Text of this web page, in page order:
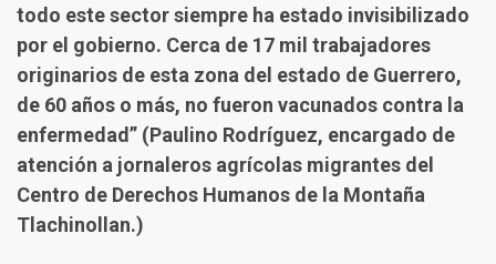
todo este sector siempre ha estado invisibilizado
por el gobierno. Cerca de 17 mil trabajadores
originarios de esta zona del estado de Guerrero,
de 60 años o más, no fueron vacunados contra la
enfermedad” (Paulino Rodríguez, encargado de
atención a jornaleros agrícolas migrantes del
Centro de Derechos Humanos de la Montaña
Tlachinollan.)